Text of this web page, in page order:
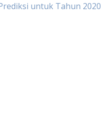
untuk Tahun 2020